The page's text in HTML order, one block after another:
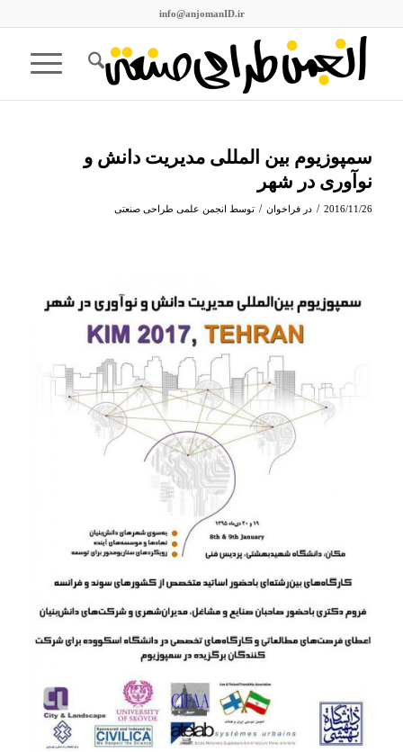
info@anjomanID.ir
سمپوزیوم بین المللی مدیریت دانش و
نوآوری در شهر
2016/11/26
/ در فراخوان / توسط انجمن علمی طراحی صنعتی